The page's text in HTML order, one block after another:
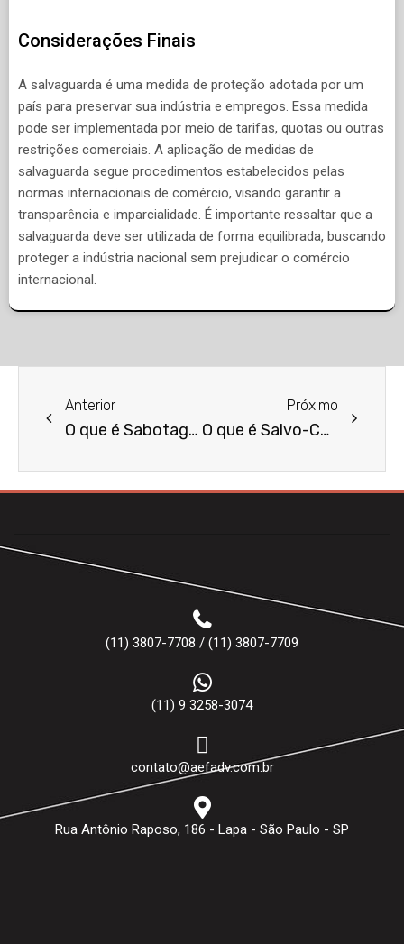
Considerações Finais
A salvaguarda é uma medida de proteção adotada por um
país para preservar sua indústria e empregos. Essa medida
pode ser implementada por meio de tarifas, quotas ou outras
restrições comerciais. A aplicação de medidas de
salvaguarda segue procedimentos estabelecidos pelas
normas internacionais de comércio, visando garantir a
transparência e imparcialidade. É importante ressaltar que a
salvaguarda deve ser utilizada de forma equilibrada, buscando
proteger a indústria nacional sem prejudicar o comércio
internacional.
Anterior
O que é Sabotagem?
Próximo
O que é Salvo-Conduto?
(11) 3807-7708 / (11) 3807-7709
(11) 9 3258-3074
contato@aefadv.com.br
Rua Antônio Raposo, 186 - Lapa - São Paulo - SP